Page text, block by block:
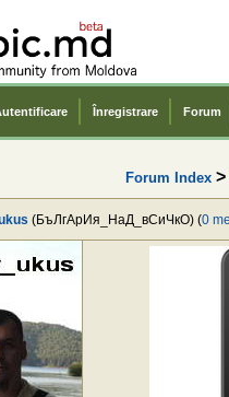
Înregistrare Forum
Forum Index>
(БъЛгАрИя_НаД_вСиЧкО) (0